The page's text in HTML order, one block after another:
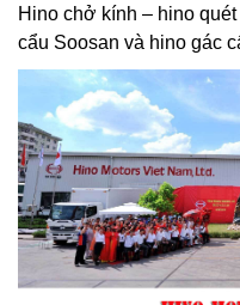
Hino chở kính – hino
cẩu Soosan và hino gác